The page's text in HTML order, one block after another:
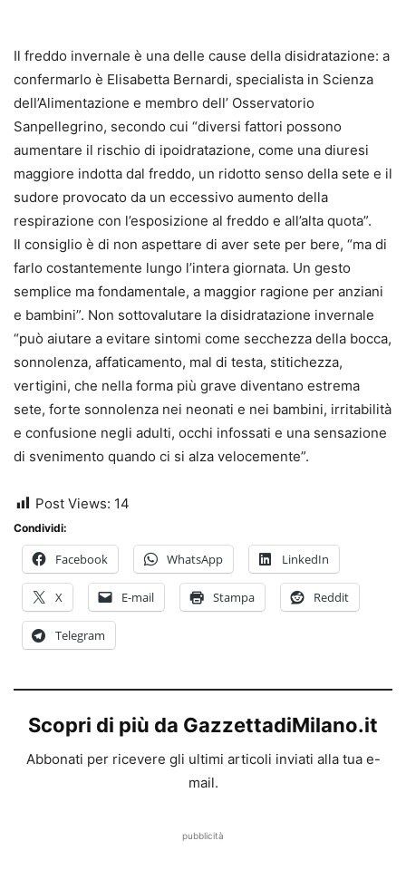
Il freddo invernale è una delle cause della disidratazione: a
confermarlo è Elisabetta Bernardi, specialista in Scienza
dell’Alimentazione e membro dell’ Osservatorio
Sanpellegrino, secondo cui “diversi fattori possono
aumentare il rischio di ipoidratazione, come una diuresi
maggiore indotta dal freddo, un ridotto senso della sete e il
sudore provocato da un eccessivo aumento della
respirazione con l’esposizione al freddo e all’alta quota”.
Il consiglio è di non aspettare di aver sete per bere, “ma di
farlo costantemente lungo l’intera giornata. Un gesto
semplice ma fondamentale, a maggior ragione per anziani
e bambini”. Non sottovalutare la disidratazione invernale
“può aiutare a evitare sintomi come secchezza della bocca,
sonnolenza, affaticamento, mal di testa, stitichezza,
vertigini, che nella forma più grave diventano estrema
sete, forte sonnolenza nei neonati e nei bambini, irritabilità
e confusione negli adulti, occhi infossati e una sensazione
di svenimento quando ci si alza velocemente”.
Post Views: 14
Condividi:
Facebook WhatsApp LinkedIn
X E-mail Stampa Reddit
Telegram
Scopri di più da GazzettadiMilano.it
Abbonati per ricevere gli ultimi articoli inviati alla tua e-
mail.
pubblicità